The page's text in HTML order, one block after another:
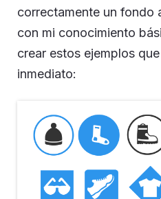
correctamente un fondo
con mi conocimiento
crear estos ejemplos
inmediato: